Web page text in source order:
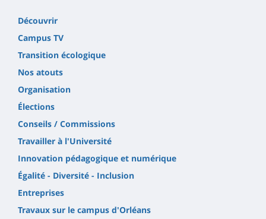
Découvrir
Campus TV
Transition écologique
Nos atouts
Organisation
Élections
Conseils / Commissions
Travailler à l'Université
Innovation pédagogique et numérique
Égalité - Diversité - Inclusion
Entreprises
Travaux sur le campus d'Orléans